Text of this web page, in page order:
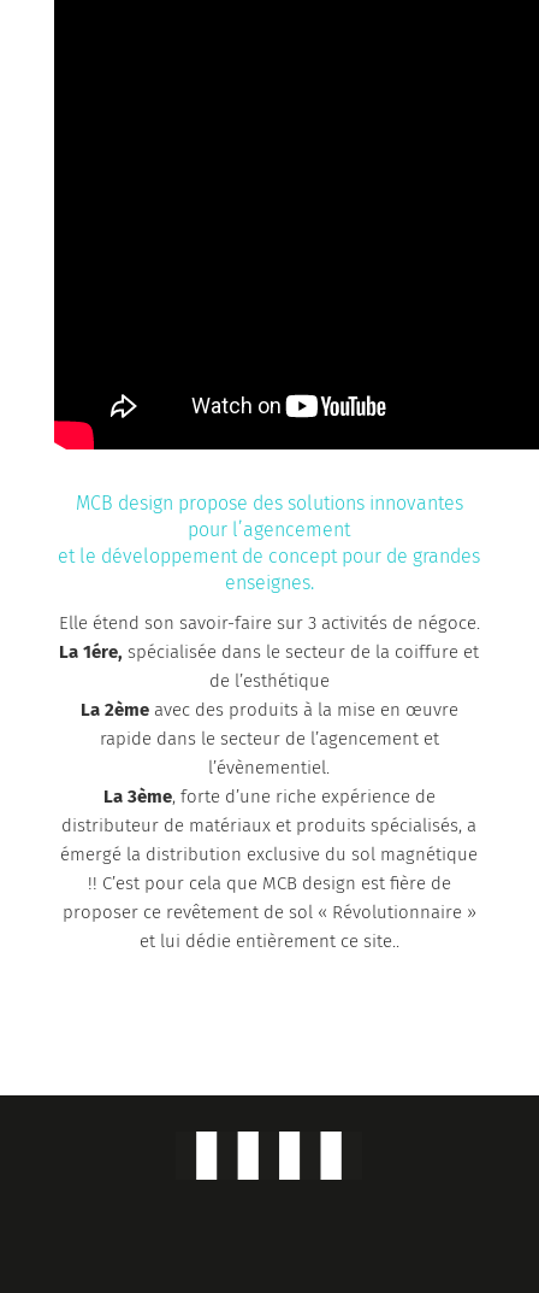
MCB design propose des solutions innovantes
pour l’agencement
et le développement de concept pour de grandes
enseignes.
Elle étend son savoir-faire sur 3 activités de négoce.
La 1ére, spécialisée dans le secteur de la coiffure et
de l’esthétique
La 2èmeavec des produits à la mise en œuvre
rapide dans le secteur de l’agencement et
l’évènementiel.
La 3ème, forte d’une riche expérience de
distributeur de matériaux et produits spécialisés, a
émergé la distribution exclusive du sol magnétique
!! C’est pour cela que MCB design est fière de
proposer ce revêtement de sol « Révolutionnaire »
et lui dédie entièrement ce site..